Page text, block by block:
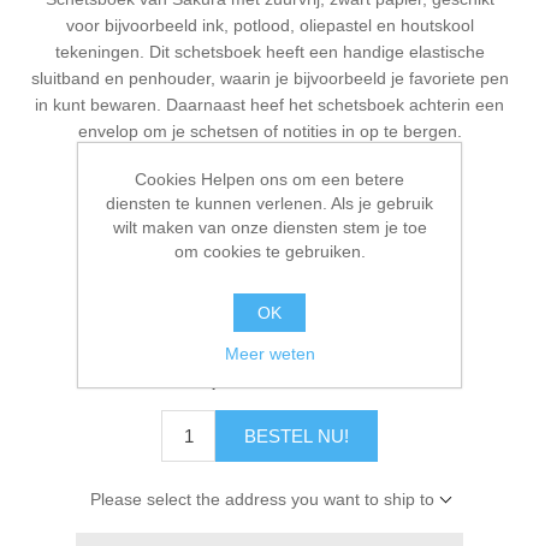
Kaarten 2021
voor bijvoorbeeld ink, potlood, oliepastel en houtskool
tekeningen. Dit schetsboek heeft een handige elastische
sluitband en penhouder, waarin je bijvoorbeeld je favoriete pen
in kunt bewaren. Daarnaast heef het schetsboek achterin een
envelop om je schetsen of notities in op te bergen.
Fabrikant: Royal Talens
Artikelnr.: 94141002
BESTEL NU!
Please select the address you want to ship to
Cookies Helpen ons om een betere
diensten te kunnen verlenen. Als je gebruik
wilt maken van onze diensten stem je toe
om cookies te gebruiken.
OK
Meer weten